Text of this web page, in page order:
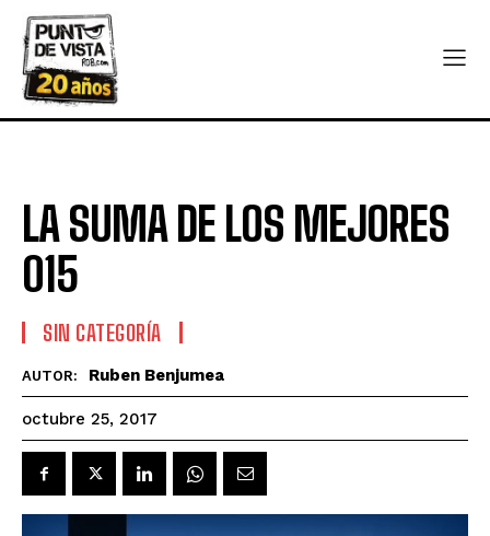
LA SUMA DE LOS MEJORES
015
SIN CATEGORÍA
AUTOR: Ruben Benjumea
octubre 25, 2017